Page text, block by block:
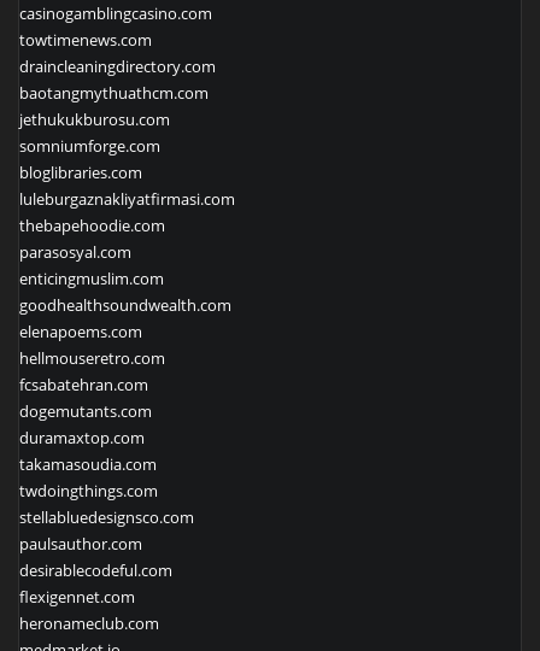
casinogamblingcasino.com
towtimenews.com
draincleaningdirectory.com
baotangmythuathcm.com
jethukukburosu.com
somniumforge.com
bloglibraries.com
luleburgaznakliyatfirmasi.com
thebapehoodie.com
parasosyal.com
enticingmuslim.com
goodhealthsoundwealth.com
elenapoems.com
hellmouseretro.com
fcsabatehran.com
dogemutants.com
duramaxtop.com
takamasoudia.com
twdoingthings.com
stellabluedesignsco.com
paulsauthor.com
desirablecodeful.com
flexigennet.com
heronameclub.com